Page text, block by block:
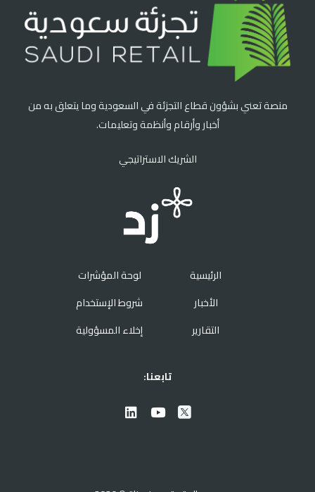
منصة تعني بشؤون قطاع التجزئة في السعودية وما يتعلق به من
أخبار وأرقام وأنظمة وتعليمات.
الشريك الاستراتيجي
الرئيسية
الأخبار
التقارير
لوحة المؤشرات
شروط الإستخدام
إخلاء المسؤولية
تابعنا: